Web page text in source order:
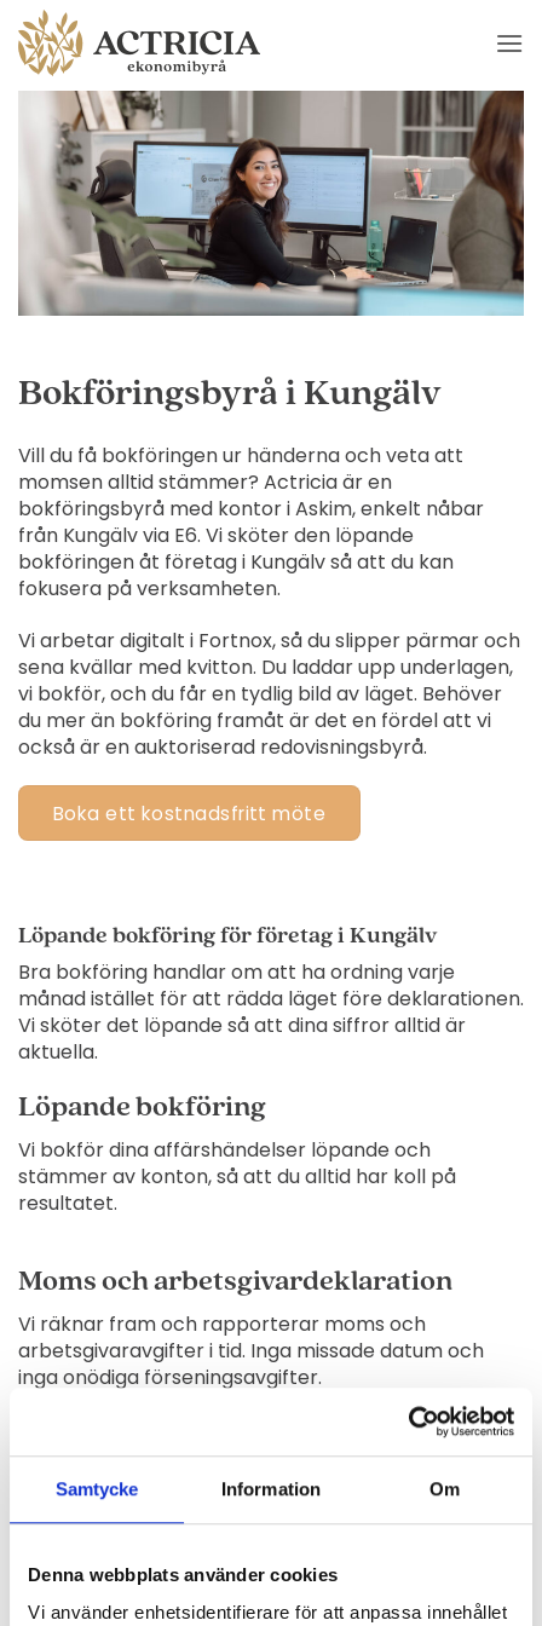
Samtycke Information Om
Denna webbplats använder cookies
Vi använder enhetsidentifierare för att anpassa innehållet
to
content
Bokföringsbyrå i Kungälv
Vill du få bokföringen ur händerna och veta att
momsen alltid stämmer? Actricia är en
bokföringsbyrå med kontor i Askim, enkelt nåbar
från Kungälv via E6. Vi sköter den löpande
bokföringen åt företag i Kungälv så att du kan
fokusera på verksamheten.
Vi arbetar digitalt i Fortnox, så du slipper pärmar och
sena kvällar med kvitton. Du laddar upp underlagen,
vi bokför, och du får en tydlig bild av läget. Behöver
du mer än bokföring framåt är det en fördel att vi
också är en auktoriserad redovisningsbyrå.
Boka ett kostnadsfritt möte
Löpande bokföring för företag i Kungälv
Bra bokföring handlar om att ha ordning varje
månad istället för att rädda läget före deklarationen.
Vi sköter det löpande så att dina siffror alltid är
aktuella.
Löpande bokföring
Vi bokför dina affärshändelser löpande och
stämmer av konton, så att du alltid har koll på
resultatet.
Moms och arbetsgivardeklaration
Vi räknar fram och rapporterar moms och
arbetsgivaravgifter i tid. Inga missade datum och
inga onödiga förseningsavgifter.
Fakturor och kvitton
Skicka in underlagen digitalt så hanterar vi resten. Du
behöver inte spara en enda papperslapp.
Digital bokföring i Fortnox